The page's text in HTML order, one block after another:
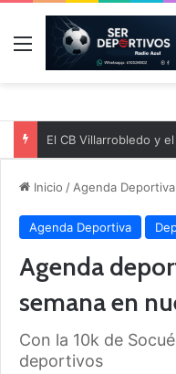
Menú
Inicio / Agenda Deportiva
Agenda Deportiva
Agenda
semana en
Con la 10k de
deportivos